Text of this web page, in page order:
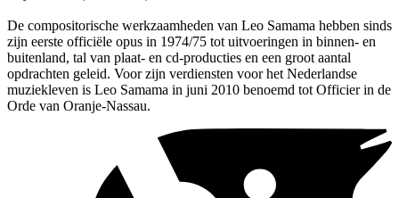
De compositorische werkzaamheden van Leo Samama hebben sinds
zijn eerste officiële opus in 1974/75 tot uitvoeringen in binnen- en
buitenland, tal van plaat- en cd-producties en een groot aantal
opdrachten geleid. Voor zijn verdiensten voor het Nederlandse
muziekleven is Leo Samama in juni 2010 benoemd tot Officier in de
Orde van Oranje-Nassau.